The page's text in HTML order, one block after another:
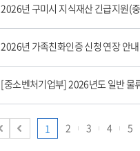
2026년 구미시 지식재산 긴급지원(중소기업 IP
2026년 가족친화인증 신청 연장 안내
[중소벤처기업부] 2026년도 일반 물류바우처(2차
1 2 3 4 5